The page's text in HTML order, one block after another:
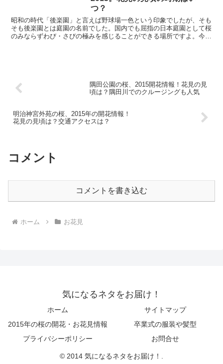
つ？
昭和の時代「後楽園」と言えば野球場一色という印象でしたが、そも
そも後楽園とは庭園の名前でした。国内でも屈指の日本庭園として桜
のみならずわび・さびの極みを感じることができる場所ですよ。今回
隅田公園の桜、2015開花情報！花見の見
頃は？隅田川でのクルージングも人気
明治神宮外苑の桜、2015年の開花情報！
花見の見頃は？交通アクセスは？
コメント
コメントを書き込む
ホーム お花見
気になるネタをお届け！
ホーム
サイトマップ
2015年の桜の開花・お花見情報
卒業式の服装や髪型
プライバシーポリシー
お問合せ
© 2014 気になるネタをお届け！.